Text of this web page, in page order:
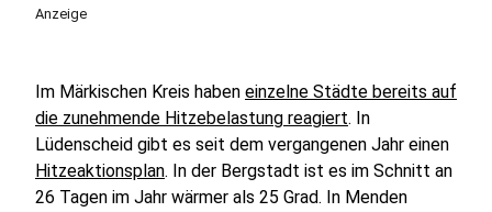
Anzeige
Im Märkischen Kreis haben einzelne Städte bereits auf
die zunehmende Hitzebelastung reagiert. In
Lüdenscheid gibt es seit dem vergangenen Jahr einen
Hitzeaktionsplan. In der Bergstadt ist es im Schnitt an
26 Tagen im Jahr wärmer als 25 Grad. In Menden